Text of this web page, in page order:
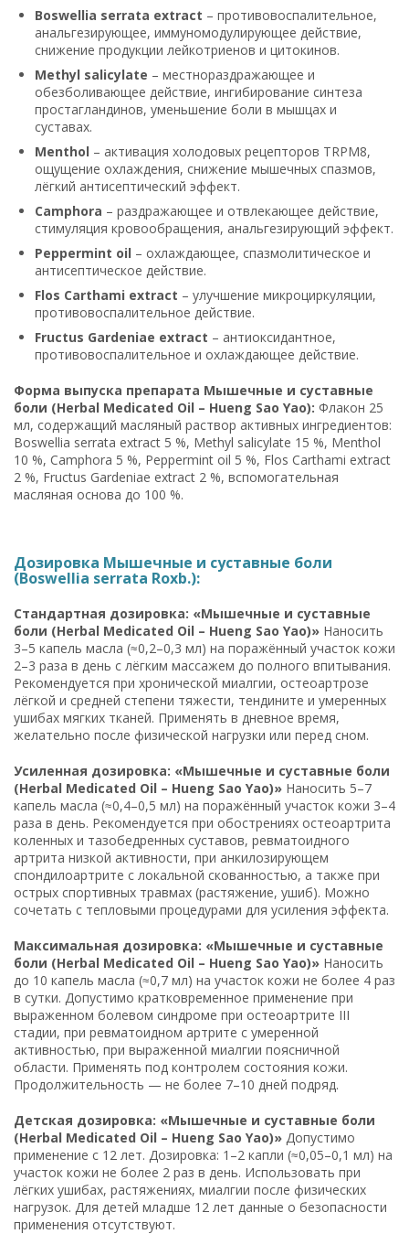
Boswellia serrata extract – противовоспалительное,
анальгезирующее, иммуномодулирующее действие,
снижение продукции лейкотриенов и цитокинов.
Methyl salicylate – местнораздражающее и
обезболивающее действие, ингибирование синтеза
простагландинов, уменьшение боли в мышцах и
суставах.
Menthol – активация холодовых рецепторов TRPM8,
ощущение охлаждения, снижение мышечных спазмов,
лёгкий антисептический эффект.
Camphora – раздражающее и отвлекающее действие,
стимуляция кровообращения, анальгезирующий эффект.
Peppermint oil – охлаждающее, спазмолитическое и
антисептическое действие.
Flos Carthami extract – улучшение микроциркуляции,
противовоспалительное действие.
Fructus Gardeniae extract – антиоксидантное,
противовоспалительное и охлаждающее действие.
Форма выпуска препарата Мышечные и суставные
боли (Herbal Medicated Oil – Hueng Sao Yao): Флакон 25
мл, содержащий масляный раствор активных ингредиентов:
Boswellia serrata extract 5 %, Methyl salicylate 15 %, Menthol
10 %, Camphora 5 %, Peppermint oil 5 %, Flos Carthami extract
2 %, Fructus Gardeniae extract 2 %, вспомогательная
масляная основа до 100 %.
Дозировка Мышечные и суставные боли
(Boswellia serrata Roxb.):
Стандартная дозировка: «Мышечные и суставные
боли (Herbal Medicated Oil – Hueng Sao Yao)» Наносить
3–5 капель масла (≈0,2–0,3 мл) на поражённый участок кожи
2–3 раза в день с лёгким массажем до полного впитывания.
Рекомендуется при хронической миалгии, остеоартрозе
лёгкой и средней степени тяжести, тендините и умеренных
ушибах мягких тканей. Применять в дневное время,
желательно после физической нагрузки или перед сном.
Усиленная дозировка: «Мышечные и суставные боли
(Herbal Medicated Oil – Hueng Sao Yao)» Наносить 5–7
капель масла (≈0,4–0,5 мл) на поражённый участок кожи 3–4
раза в день. Рекомендуется при обострениях остеоартрита
коленных и тазобедренных суставов, ревматоидного
артрита низкой активности, при анкилозирующем
спондилоартрите с локальной скованностью, а также при
острых спортивных травмах (растяжение, ушиб). Можно
сочетать с тепловыми процедурами для усиления эффекта.
Максимальная дозировка: «Мышечные и суставные
боли (Herbal Medicated Oil – Hueng Sao Yao)» Наносить
до 10 капель масла (≈0,7 мл) на участок кожи не более 4 раз
в сутки. Допустимо кратковременное применение при
выраженном болевом синдроме при остеоартрите III
стадии, при ревматоидном артрите с умеренной
активностью, при выраженной миалгии поясничной
области. Применять под контролем состояния кожи.
Продолжительность — не более 7–10 дней подряд.
Детская дозировка: «Мышечные и суставные боли
(Herbal Medicated Oil – Hueng Sao Yao)» Допустимо
применение с 12 лет. Дозировка: 1–2 капли (≈0,05–0,1 мл) на
участок кожи не более 2 раз в день. Использовать при
лёгких ушибах, растяжениях, миалгии после физических
нагрузок. Для детей младше 12 лет данные о безопасности
применения отсутствуют.